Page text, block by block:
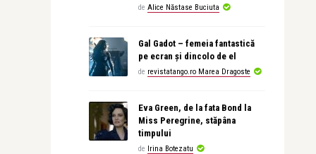
de Alice Năstase Buciuta
Gal Gadot – femeia fantastică
pe ecran și dincolo de el
de revistatango.ro Marea Dragoste
Eva Green, de la fata Bond la
Miss Peregrine, stăpâna
timpului
de Irina Botezatu